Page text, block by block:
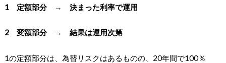
1 定額部分 → 決まった利率で運用
2 変額部分 → 結果は運用次第
1の定額部分は、為替リスクはあるものの、20年間で100％